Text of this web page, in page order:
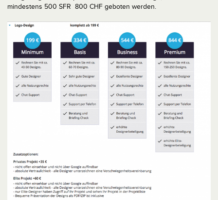
mindestens 500 SFR ­ 800 CHF geboten werden.